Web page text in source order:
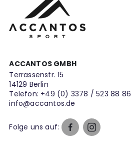
ACCANTOS GMBH
Terrassenstr. 15
14129 Berlin
Telefon: +49 (0) 3378 / 523 88 86
info@accantos.de
Folge uns auf: